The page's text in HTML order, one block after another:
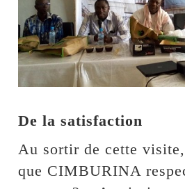
De la satisfaction
Au sortir de cette
que CIMBURINA